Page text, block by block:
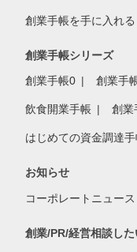
創業手帳を手に入れる
創業手帳シリーズ
創業手帳0 創業手
飲食開業手帳 創業
はじめての資金調達
お知らせ
コーポレートニュース
創業/PR/経営相談した